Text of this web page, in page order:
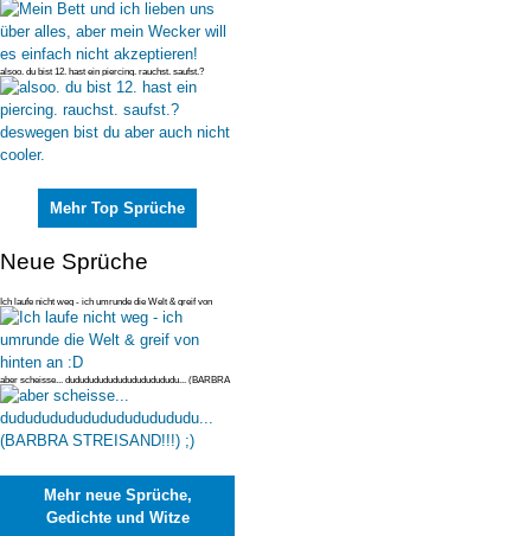
will es einfac
alsoo. du bist 12. hast ein piercing. rauchst. saufst.?
deswegen bist du
Mehr Top Sprüche
Neue Sprüche
Ich laufe nicht weg - ich umrunde die Welt & greif von
hinten an :D
aber scheisse... dudududududududududududu... (BARBRA
STREISAND!!!) ;)
Mehr neue Sprüche,
Gedichte und Witze